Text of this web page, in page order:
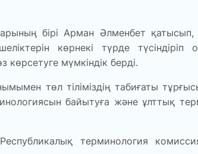
бірі Арман Әлменбет
көрнекі түрде
мүмкіндік берді.
төл тіліміздің табиғаты
байытуға және ұлттық
терминология